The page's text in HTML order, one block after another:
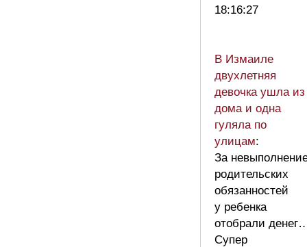
18:16:27
В Измаиле
двухлетняя
девочка ушла из
дома и одна
гуляла по
улицам:
За
родительских
обязанностей
у ребенка
отобрали
Супер